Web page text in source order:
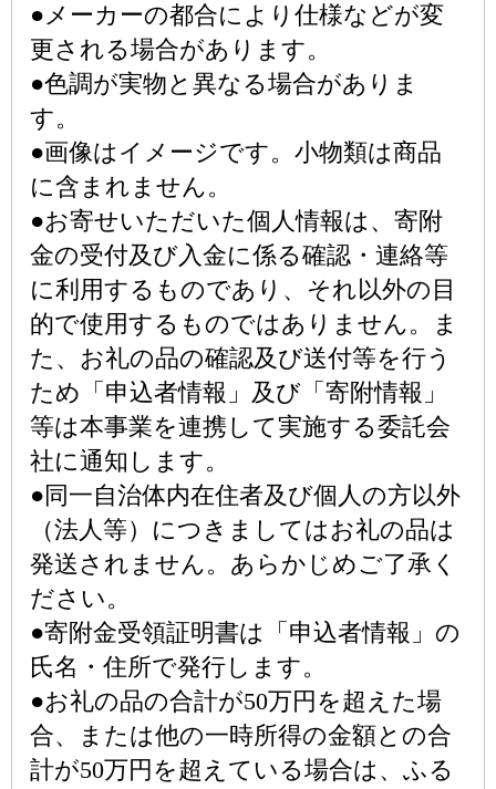
●メーカーの都合により仕様などが変
更される場合があります。
●色調が実物と異なる場合がありま
す。
●画像はイメージです。小物類は商品
に含まれません。
●お寄せいただいた個人情報は、寄附
金の受付及び入金に係る確認・連絡等
に利用するものであり、それ以外の目
的で使用するものではありません。ま
た、お礼の品の確認及び送付等を行う
ため「申込者情報」及び「寄附情報」
等は本事業を連携して実施する委託会
社に通知します。
●同一自治体内在住者及び個人の方以外
（法人等）につきましてはお礼の品は
発送されません。あらかじめご了承く
ださい。
●寄附金受領証明書は「申込者情報」の
氏名・住所で発行します。
●お礼の品の合計が50万円を超えた場
合、または他の一時所得の金額との合
計が50万円を超えている場合は、ふる